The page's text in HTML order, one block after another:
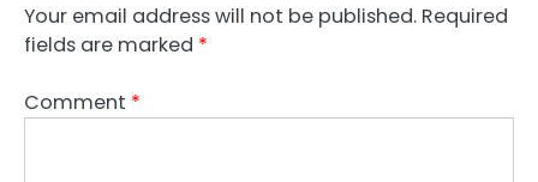
Your email address will not be published. Required
fields are marked *
Comment *